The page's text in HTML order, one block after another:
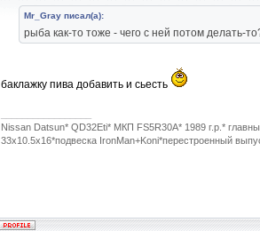
Mr_Gray писал(а):
рыба как-то тоже - чего с ней потом делать-
баклажку пива добавить и сьесть
Nissan Datsun* QD32Eti* МКП FS5R30A* 1989 г.р.*
33x10.5x16*подвеска IronMan+Koni*перестроенный